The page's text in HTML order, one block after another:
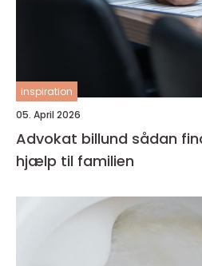
inspiration
05. April 2026
Advokat billund sådan finder du den rette
hjælp til familien